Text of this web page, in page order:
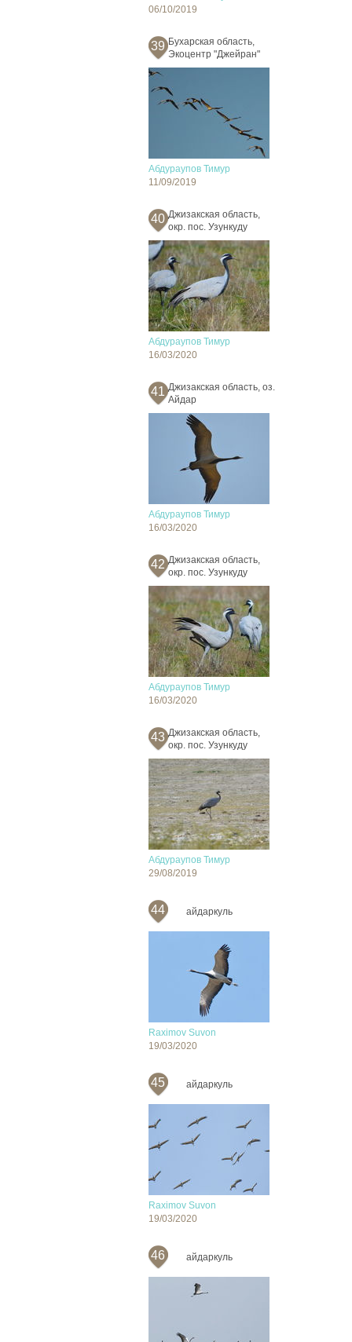
06/10/2019
39 Бухарская область,
Экоцентр "Джейран"
Абдураупов Тимур
11/09/2019
40 Джизакская область,
окр. пос. Узункуду
Абдураупов Тимур
16/03/2020
41 Джизакская область, оз.
Айдар
Абдураупов Тимур
16/03/2020
42 Джизакская область,
окр. пос. Узункуду
Абдураупов Тимур
16/03/2020
43 Джизакская область,
окр. пос. Узункуду
Абдураупов Тимур
29/08/2019
44 айдаркуль
Raximov Suvon
19/03/2020
45 айдаркуль
Raximov Suvon
19/03/2020
46 айдаркуль